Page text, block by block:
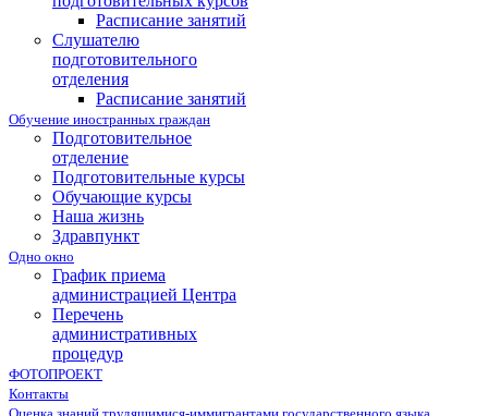
Расписание занятий
Слушателю
подготовительного
отделения
Расписание занятий
Обучение иностранных граждан
Подготовительное
отделение
Подготовительные курсы
Обучающие курсы
Наша жизнь
Здравпункт
Одно окно
График приема
администрацией Центра
Перечень
административных
процедур
ФОТОПРОЕКТ
Контакты